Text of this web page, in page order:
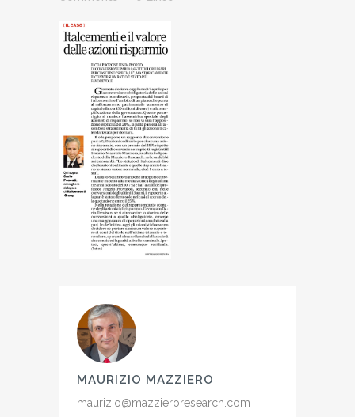
MAURIZIO MAZZIERO
maurizio@mazzieroresearch.com